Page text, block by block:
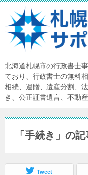
北海道札幌市の行政書士
ており、行政書士の無料
相続、遺贈、遺産分割、
き、公正証書遺言、不動
「手続き」の
Tweet